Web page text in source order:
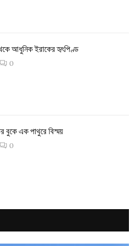
আধুনিক ইরাকের হৃৎপিণ্ড
0
বুকে এক পাথুরে বিস্ময়
0